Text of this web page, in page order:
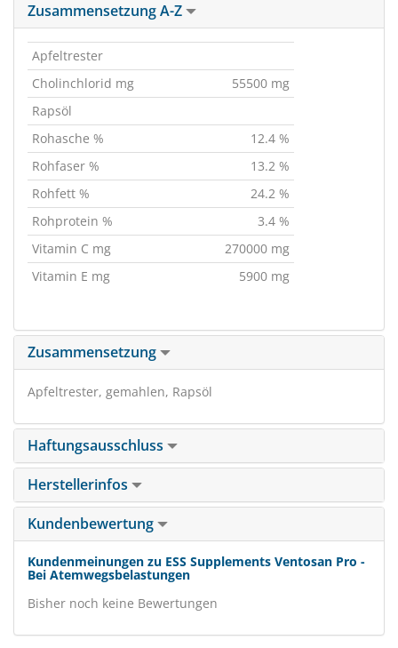
Zusammensetzung A-Z
Apfeltrester
Cholinchlorid mg
55500 mg
Rapsöl
Rohasche %
12.4 %
Rohfaser %
13.2 %
Rohfett %
24.2 %
Rohprotein %
3.4 %
Vitamin C mg
270000 mg
Vitamin E mg
5900 mg
Zusammensetzung
Apfeltrester, gemahlen, Rapsöl
Haftungsausschluss
Herstellerinfos
Kundenbewertung
Kundenmeinungen zu ESS Supplements Ventosan Pro -
Bei Atemwegsbelastungen
Bisher noch keine Bewertungen